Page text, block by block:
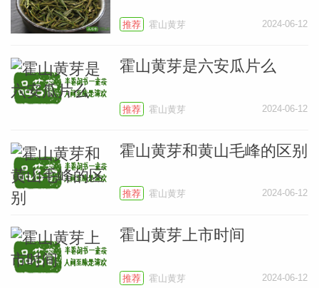
推荐 霍山黄芽 2024-06-12
霍山黄芽是六安瓜片么
推荐 霍山黄芽 2024-06-12
霍山黄芽和黄山毛峰的区别
推荐 霍山黄芽 2024-06-12
霍山黄芽上市时间
推荐 霍山黄芽 2024-06-12